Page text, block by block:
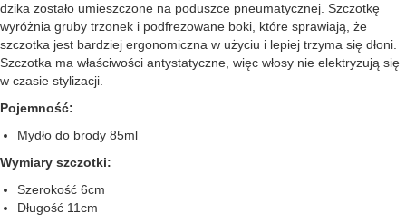
dzika zostało umieszczone na poduszce pneumatycznej. Szczotkę
wyróżnia gruby trzonek i podfrezowane boki, które sprawiają, że
szczotka jest bardziej ergonomiczna w użyciu i lepiej trzyma się dłoni.
Szczotka ma właściwości antystatyczne, więc włosy nie elektryzują się
w czasie stylizacji.
Pojemność:
Mydło do brody 85ml
Wymiary szczotki:
Szerokość 6cm
Długość 11cm